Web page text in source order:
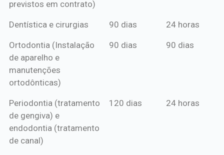
previstos em contrato)
Dentística e cirurgias 90 dias 24 horas
Ortodontia (Instalação
de aparelho e
manutenções
ortodônticas)
90 dias 90 dias
Periodontia (tratamento
de gengiva) e
endodontia (tratamento
de canal)
120 dias 24 horas